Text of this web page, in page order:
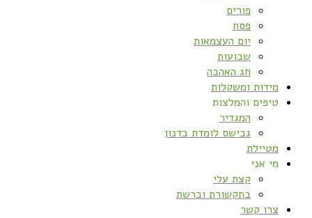
פורים
פסח
יום העצמאות
שבועות
חג האהבה
מידות ומשקלות
טיפים והמלצות
המגדיר
גבישס לומדת בדנון
מטיילת
מי אני
קצת עלי
בתקשורת וברשת
צרו קשר